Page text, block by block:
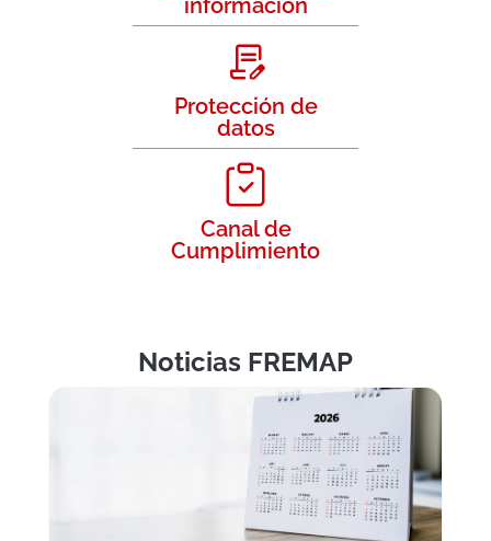
información
Protección de
datos
Canal de
Cumplimiento
Noticias FREMAP